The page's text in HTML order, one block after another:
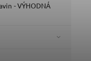
- VÝHODNÁ